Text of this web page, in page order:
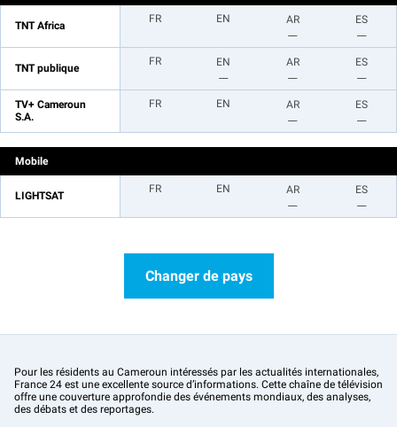
TNT Africa
FR EN
AR
ES
TNT publique
FR
EN
AR
ES
TV+ Cameroun
S.A.
FR EN
AR
ES
Mobile
LIGHTSAT
FR EN
AR
ES
Changer de pays
Pour les résidents au Cameroun intéressés par les actualités internationales,
France 24 est une excellente source d’informations. Cette chaîne de télévision
offre une couverture approfondie des événements mondiaux, des analyses,
des débats et des reportages.